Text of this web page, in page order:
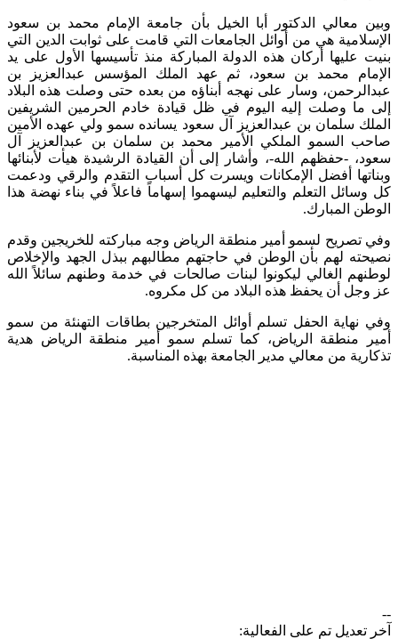
‎وبين معالي الدكتور أبا الخيل بأن جامعة الإمام محمد بن سعود
الإسلامية هي من أوائل الجامعات التي قامت على ثوابت الدين التي
بنيت عليها أركان هذه الدولة المباركة منذ تأسيسها الأول على يد
الإمام محمد بن سعود، ثم عهد الملك المؤسس عبدالعزيز بن
عبدالرحمن، وسار على نهجه أبناؤه من بعده حتى وصلت هذه البلاد
إلى ما وصلت إليه اليوم في ظل قيادة خادم الحرمين الشريفين
الملك سلمان بن عبدالعزيز آل سعود يسانده سمو ولي عهده الأمين
صاحب السمو الملكي الأمير محمد بن سلمان بن عبدالعزيز آل
سعود، -حفظهم الله-، وأشار إلى أن القيادة الرشيدة هيأت لأبنائها
وبناتها أفضل الإمكانات ويسرت كل أسباب التقدم والرقي ودعمت
كل وسائل التعلم والتعليم ليسهموا إسهاماً فاعلاً في بناء نهضة هذا
الوطن المبارك.
‎وفي تصريح لسمو أمير منطقة الرياض وجه مباركته للخريجين وقدم
نصيحته لهم بأن الوطن في حاجتهم مطالبهم ببذل الجهد والإخلاص
لوطنهم الغالي ليكونوا لبنات صالحات في خدمة وطنهم سائلاً الله
عز وجل أن يحفظ هذه البلاد من كل مكروه.
‎وفي نهاية الحفل تسلم أوائل المتخرجين بطاقات التهنئة من سمو
أمير منطقة الرياض، كما تسلم سمو أمير منطقة الرياض هدية
تذكارية من معالي مدير الجامعة بهذه المناسبة.​
--
آخر تعديل تم على الفعالية: